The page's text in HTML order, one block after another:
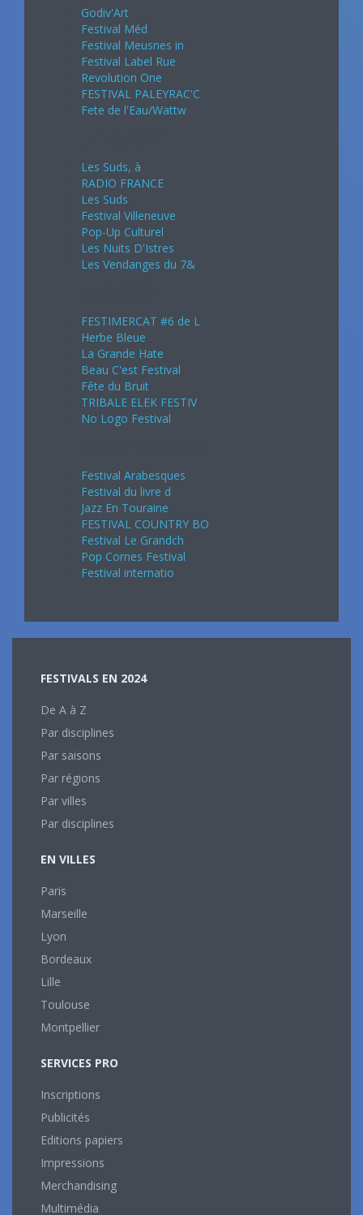
Godiv'Art
Festival Méd
Festival Meusnes in
Festival Label Rue
Revolution One
FESTIVAL PALEYRAC'C
Fete de l'Eau/Wattw
Les Suds, à
RADIO FRANCE
Les Suds
Festival Villeneuve
Pop-Up Culturel
Les Nuits D'Istres
Les Vendanges du 7&
FESTIMERCAT #6 de L
Herbe Bleue
La Grande Hate
Beau C'est Festival
Fête du Bruit
TRIBALE ELEK FESTIV
No Logo Festival
Festival Arabesques
Festival du livre d
Jazz En Touraine
FESTIVAL COUNTRY BO
Festival Le Grandch
Pop Cornes Festival
Festival internatio
FESTIVALS EN 2024
De A à Z
Par disciplines
Par saisons
Par régions
Par villes
Par disciplines
EN VILLES
Paris
Marseille
Lyon
Bordeaux
Lille
Toulouse
Montpellier
SERVICES PRO
Inscriptions
Publicités
Editions papiers
Impressions
Merchandising
Multimédia